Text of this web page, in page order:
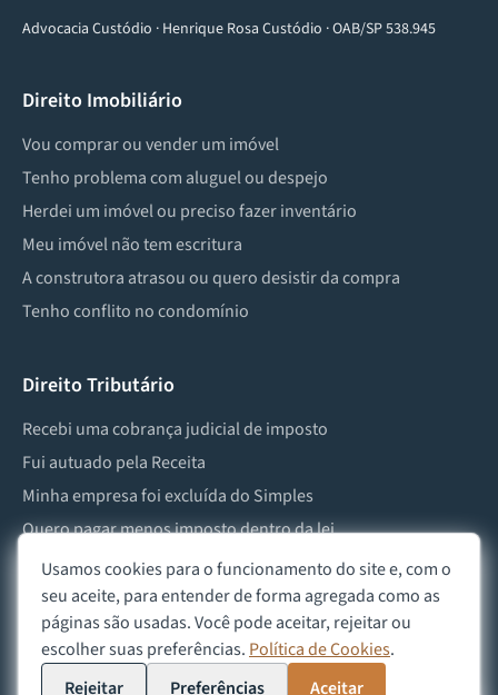
Advocacia Custódio · Henrique Rosa Custódio ·OAB/SP 538.945
Direito Imobiliário
Vou comprar ou vender um imóvel
Tenho problema com aluguel ou despejo
Herdei um imóvel ou preciso fazer inventário
Meu imóvel não tem escritura
A construtora atrasou ou quero desistir da compra
Tenho conflito no condomínio
Direito Tributário
Recebi uma cobrança judicial de imposto
Fui autuado pela Receita
Minha empresa foi excluída do Simples
Quero pagar menos imposto dentro da lei
Preciso lidar com imposto de herança ou doação
2026Advocacia Custódio
Política de Privacidade Política de Cookies Aviso Legal
Usamos cookies para o funcionamento do site e, com o
seu aceite, para entender de forma agregada como as
páginas são usadas. Você pode aceitar, rejeitar ou
escolher suas preferências. Política de Cookies.
Rejeitar
Preferências Aceitar